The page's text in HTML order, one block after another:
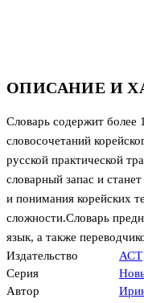
ОПИСАНИЕ И
Словарь содержит более
словосочетаний
русской практической
словарный запас и
и понимания корейских
сложности.Словарь
язык, а также
Издательство
АСТ
Серия
Автор